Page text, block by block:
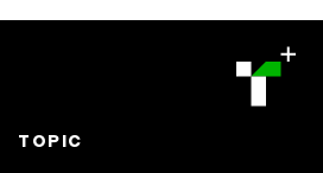
TOPIC